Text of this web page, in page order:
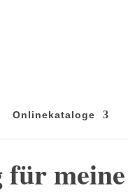
Onlinekataloge
für meine